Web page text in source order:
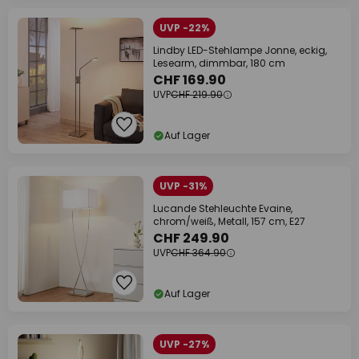
UVP -22%
Lindby LED-Stehlampe Jonne, eckig,
Lesearm, dimmbar, 180 cm
CHF 169.90
UVPCHF 219.90
Auf Lager
UVP -31%
Lucande Stehleuchte Evaine,
chrom/weiß, Metall, 157 cm, E27
CHF 249.90
UVPCHF 364.90
Auf Lager
UVP -27%